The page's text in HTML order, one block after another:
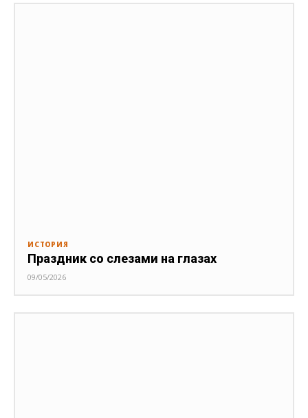
ИСТОРИЯ
Праздник со слезами на глазах
09/05/2026